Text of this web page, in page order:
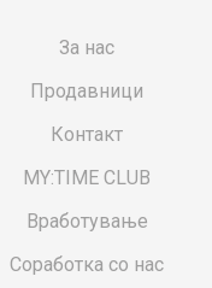
За нас
Продавници
Контакт
MY:TIME CLUB
Вработување
Соработка со нас